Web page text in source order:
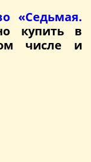
«Седьмая.
купить в
числе и